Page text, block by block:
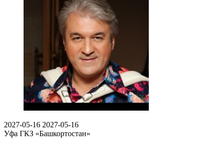
2027-05-16 2027-05-16
Уфа ГКЗ «Башкортостан»